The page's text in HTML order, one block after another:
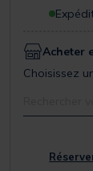
Acheter
Choisissez